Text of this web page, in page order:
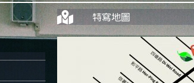
特寫地圖